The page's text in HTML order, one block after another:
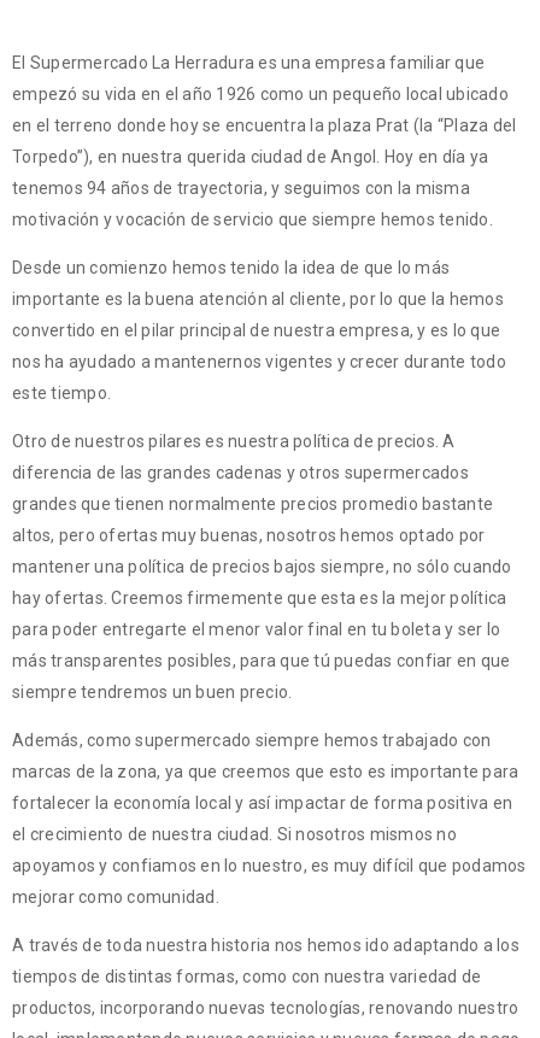
El Supermercado La Herradura es una empresa familiar que
empezó su vida en el año 1926 como un pequeño local ubicado
en el terreno donde hoy se encuentra la plaza Prat (la “Plaza del
Torpedo”), en nuestra querida ciudad de Angol. Hoy en día ya
tenemos 94 años de trayectoria, y seguimos con la misma
motivación y vocación de servicio que siempre hemos tenido.
Desde un comienzo hemos tenido la idea de que lo más
importante es la buena atención al cliente, por lo que la hemos
convertido en el pilar principal de nuestra empresa, y es lo que
nos ha ayudado a mantenernos vigentes y crecer durante todo
este tiempo.
Otro de nuestros pilares es nuestra política de precios. A
diferencia de las grandes cadenas y otros supermercados
grandes que tienen normalmente precios promedio bastante
altos, pero ofertas muy buenas, nosotros hemos optado por
mantener una política de precios bajos siempre, no sólo cuando
hay ofertas. Creemos firmemente que esta es la mejor política
para poder entregarte el menor valor final en tu boleta y ser lo
más transparentes posibles, para que tú puedas confiar en que
siempre tendremos un buen precio.
Además, como supermercado siempre hemos trabajado con
marcas de la zona, ya que creemos que esto es importante para
fortalecer la economía local y así impactar de forma positiva en
el crecimiento de nuestra ciudad. Si nosotros mismos no
apoyamos y confiamos en lo nuestro, es muy difícil que podamos
mejorar como comunidad.
A través de toda nuestra historia nos hemos ido adaptando a los
tiempos de distintas formas, como con nuestra variedad de
productos, incorporando nuevas tecnologías, renovando nuestro